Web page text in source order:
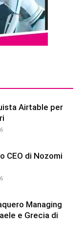
Airtable per
CEO di Nozomi
Managing
e Grecia di